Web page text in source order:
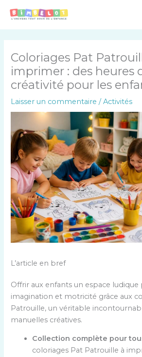
Coloriages Pat
imprimer : des heures
créativité pour les
Laisser un commentaire /Activités
L’article en bref
Offrir aux enfants un espace
imagination et motricité grâce aux
Patrouille, un véritable
manuelles créatives.
Collection complète pour
coloriages Pat Patrouille à